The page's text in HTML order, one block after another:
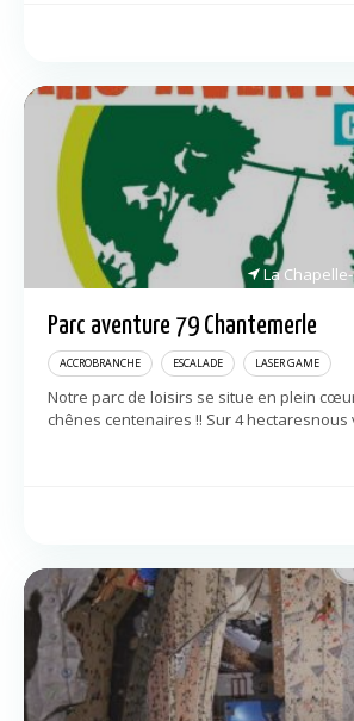
La
Parc aventure 79 Chantemerle
ACCROBRANCHE ESCALADE LASER GAME
Notre parc de loisirs se situe en plein
chênes centenaires !! Sur 4